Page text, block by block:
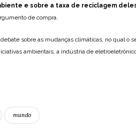
e sobre a taxa de reciclagem
de compra.
sobre as mudanças climáticas, no qual o
ambientais, a indústria de
mundo